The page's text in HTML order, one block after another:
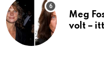
Meg
volt –